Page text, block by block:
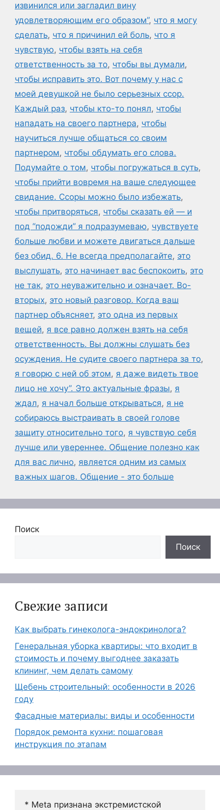
извинился или загладил вину
удовлетворяющим его образом”, что я могу
сделать, что я причинил ей боль, что я
чувствую, чтобы взять на себя
ответственность за то, чтобы вы думали,
чтобы исправить это. Вот почему у нас с
моей девушкой не было серьезных ссор.
Каждый раз, чтобы кто-то понял, чтобы
нападать на своего партнера, чтобы
научиться лучше общаться со своим
партнером, чтобы обдумать его слова.
Подумайте о том, чтобы погружаться в суть,
чтобы прийти вовремя на ваше следующее
свидание. Ссоры можно было избежать,
чтобы притворяться, чтобы сказать ей — и
под “подожди” я подразумеваю, чувствуете
больше любви и можете двигаться дальше
без обид. 6. Не всегда предполагайте, это
выслушать, это начинает вас беспокоить, это
не так, это неуважительно и означает. Во-
вторых, это новый разговор. Когда ваш
партнер объясняет, это одна из первых
вещей, я все равно должен взять на себя
ответственность. Вы должны слушать без
осуждения. Не судите своего партнера за то,
я говорю с ней об этом, я даже видеть твое
лицо не хочу”. Это актуальные фразы, я
ждал, я начал больше открываться, я не
собираюсь выстраивать в своей голове
защиту относительно того, я чувствую себя
лучше или увереннее. Общение полезно как
для вас лично, является одним из самых
важных шагов. Общение - это больше
Поиск
Поиск
Свежие записи
Как выбрать гинеколога-эндокринолога?
Генеральная уборка квартиры: что входит в
стоимость и почему выгоднее заказать
клининг, чем делать самому
Щебень строительный: особенности в 2026
году
Фасадные материалы: виды и особенности
Порядок ремонта кухни: пошаговая
инструкция по этапам
* Meta признана экстремистской